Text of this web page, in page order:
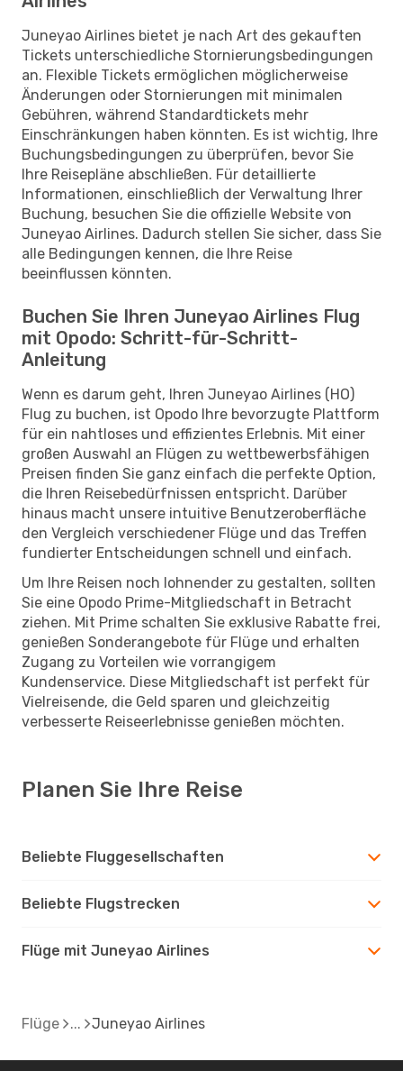
Juneyao Airlines bietet je nach Art des gekauften
Tickets unterschiedliche Stornierungsbedingungen
an. Flexible Tickets ermöglichen möglicherweise
Änderungen oder Stornierungen mit minimalen
Gebühren, während Standardtickets mehr
Einschränkungen haben könnten. Es ist wichtig, Ihre
Buchungsbedingungen zu überprüfen, bevor Sie
Ihre Reisepläne abschließen. Für detaillierte
Informationen, einschließlich der Verwaltung Ihrer
Buchung, besuchen Sie die offizielle Website von
Juneyao Airlines. Dadurch stellen Sie sicher, dass Sie
alle Bedingungen kennen, die Ihre Reise
beeinflussen könnten.
Buchen Sie Ihren Juneyao Airlines Flug
mit Opodo: Schritt-für-Schritt-
Anleitung
Wenn es darum geht, Ihren Juneyao Airlines (HO)
Flug zu buchen, ist Opodo Ihre bevorzugte Plattform
für ein nahtloses und effizientes Erlebnis. Mit einer
großen Auswahl an Flügen zu wettbewerbsfähigen
Preisen finden Sie ganz einfach die perfekte Option,
die Ihren Reisebedürfnissen entspricht. Darüber
hinaus macht unsere intuitive Benutzeroberfläche
den Vergleich verschiedener Flüge und das Treffen
fundierter Entscheidungen schnell und einfach.
Um Ihre Reisen noch lohnender zu gestalten, sollten
Sie eine Opodo Prime-Mitgliedschaft in Betracht
ziehen. Mit Prime schalten Sie exklusive Rabatte frei,
genießen Sonderangebote für Flüge und erhalten
Zugang zu Vorteilen wie vorrangigem
Kundenservice. Diese Mitgliedschaft ist perfekt für
Vielreisende, die Geld sparen und gleichzeitig
verbesserte Reiseerlebnisse genießen möchten.
Planen Sie Ihre Reise
Beliebte Fluggesellschaften
Beliebte Flugstrecken
Flüge mit Juneyao Airlines
Flüge Juneyao Airlines